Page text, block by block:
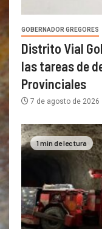
GOBERNADOR GREGORES
Distrito Vial
las tareas de
Provinciales
7 de agosto de 2026
1 min de lectura